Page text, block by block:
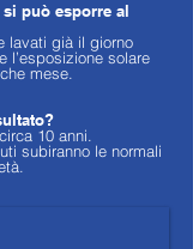
può esporre al
lavati già il giorno
l’esposizione solare
mese.
10 anni.
subiranno le normali